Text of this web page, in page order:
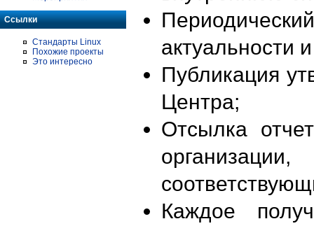
Ссылки
Стандарты Linux
Похожие проекты
Это интересно
актуальности
Публикация
Центра;
Отсылка
Каждое